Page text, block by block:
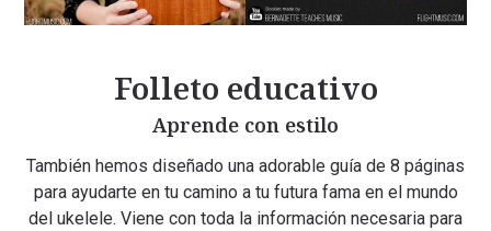
Folleto educativo
Aprende con estilo
También hemos diseñado una adorable guía de 8 páginas
para ayudarte en tu camino a tu futura fama en el mundo
del ukelele. Viene con toda la información necesaria para